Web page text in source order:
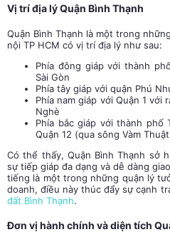
Vị trí địa lý Quận Bình Thạnh
Quận Bình Thạnh là một trong
nội TP HCM có vị trí địa lý như sau:
Phía đông giáp với thành
Sài Gòn
Phía tây giáp với quận Phú
Phía nam giáp với Quận 1 với
Nghè
Phía bắc giáp với thành phố
Quận 12 (qua sông Vàm
Có thể thấy, Quận Bình Thạnh sở
sự tiếp giáp đa dạng và dễ dàng
tiếng là một trong những quận lý
doanh, điều này thúc đẩy sự cạnh
đất Bình Thạnh.
Đơn vị hành chính và diện tích